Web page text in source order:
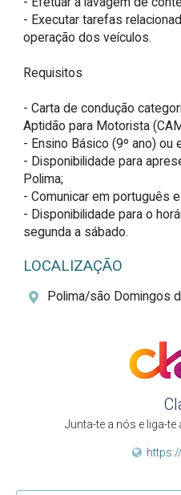
- Executar tarefas
operação dos veículos.
Requisitos
- Carta de condução
Aptidão para Motorista
- Ensino Básico (9º ano) ou
- Disponibilidade para
Polima;
- Comunicar em português
- Disponibilidade para o
segunda a sábado.
LOCALIZAÇÃO
Polima/são Domingos
Junta-te a nós e liga-